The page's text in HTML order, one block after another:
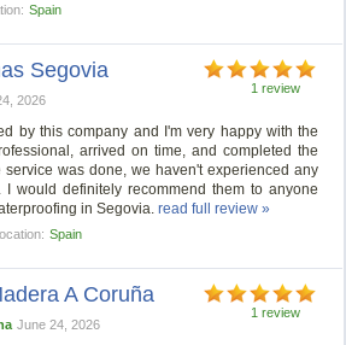
Spain
1 review
Segovia
2026
by this company and I'm very happy with the
arrived on time, and completed the
service was done, we haven't experienced any
I would definitely recommend them to anyone
in Segovia.read full review »
Spain
1 review
A Coruña
June 24, 2026